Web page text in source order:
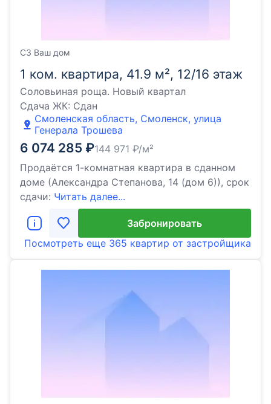
1 ком. квартира, 41.9 м², 12/16 этаж
Соловьиная роща. Новый квартал
Сдача ЖК: Сдан
Смоленская область, Смоленск, улица
Генерала Трошева
6 074 285 ₽144 971 ₽/м²
Продаётся 1-комнатная квартира в сданном
доме (Александра Степанова, 14 (дом 6)), срок
сдачи: Читать далее...
СЗ Ваш дом
Забронировать
Посмотреть еще 365 квартир от застройщика